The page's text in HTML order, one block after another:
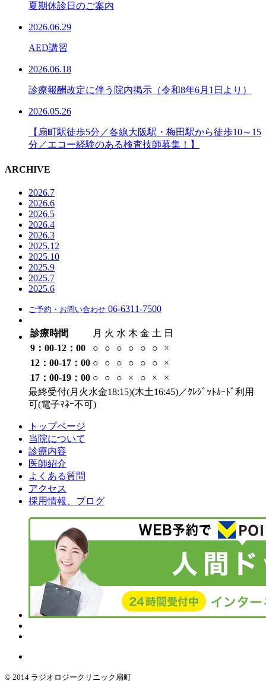
夏期休診日のご案内
2026.06.29
AED講習
2026.06.18
診療報酬改定に伴う院内掲示（令和8年6月1日より）
2026.05.26
【扇町駅徒歩5分／各線大阪駅・梅田駅から徒歩10～15
分／エコー経験のある検査技師募集！】
ARCHIVE
2026.7
2026.6
2026.5
2026.4
2026.3
2025.12
2025.10
2025.9
2025.7
2025.6
ご予約・お問い合わせ 06-6311-7500
診療時間 月 火 水 木 金 土 日
9：00-12：00
○ ○ ○ ○ ○ ○
×
12：00-17：00 ○ ○ ○ ○ ○ ○
×
17：00-19：00 ○ ○ ○ × ○ ×
×
最終受付(月火水金18:15)(木土16:45)／ｸﾚｼﾞｯﾄｶｰﾄﾞ利用
可(電子ﾏﾈｰ不可)
トップページ
当院について
診療内容
医師紹介
よくある質問
アクセス
採用情報、ブログ
© 2014 ラジオロジークリニック扇町